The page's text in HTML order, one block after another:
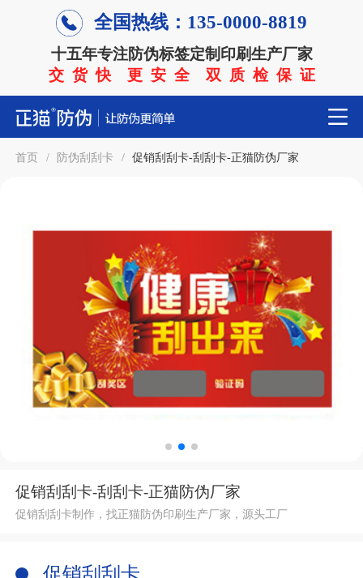
全国热线：135-0000-8819
十五年专注防伪标签定制印刷生产厂家
交 货 快 更 安 全 双 质 检 保 证
首页 / 防伪刮刮卡 / 促销刮刮卡-刮刮卡-正猫防伪厂家
促销刮刮卡-刮刮卡-正猫防伪厂家
促销刮刮卡制作，找正猫防伪印刷生产厂家，源头工厂